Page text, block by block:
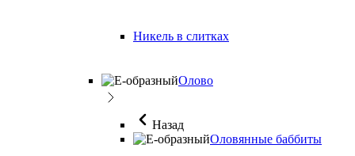
Никель в слитках
Олово
Назад
Оловянные баббиты